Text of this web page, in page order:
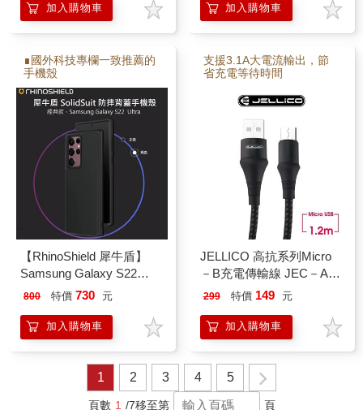
加入購物車 加入購物車
∎國外科技專欄一致推薦的
手機殼
【RhinoShield 犀牛盾】
Samsung Galaxy S22
Ultra SolidSuit 經典防摔背
800 特價 730 元
加入購物車
支援3.1A大電流輸出，節
省充電等待時間
JELLICO 高抗系列Micro
－B充電傳輸線 JEC－A7
－BKM
299 特價 149 元
加入購物車
1 2 3 4 5
頁數 1 /7移至第 頁